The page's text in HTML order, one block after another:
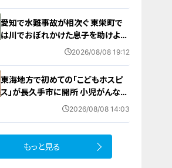
岐阜・高山市
愛知で水難事故が相次ぐ 東栄町で
は川でおぼれかけた息子を助けよう
とし父親が心肺停止の状態で搬送
2026/08/08 19:12
東海地方で初めての「こどもホスピ
ス」が長久手市に開所 小児がんなど
重い病気の子どもと家族を支える施
2026/08/08 14:03
もっと見る